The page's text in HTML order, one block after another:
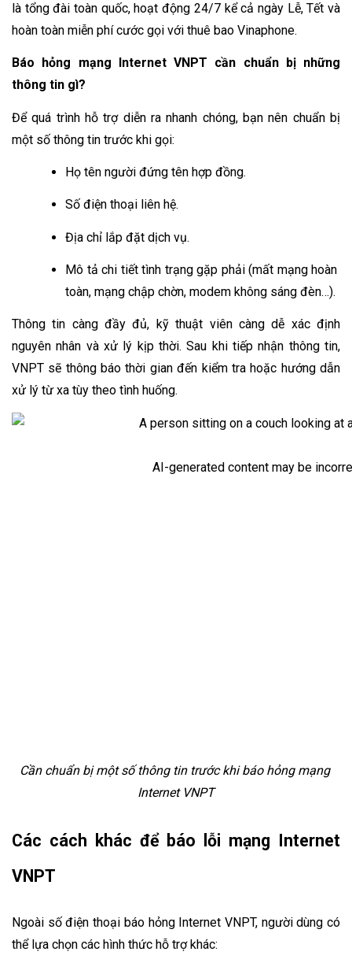
là tổng đài toàn quốc, hoạt động 24/7 kể cả ngày Lễ, Tết và
hoàn toàn miễn phí cước gọi với thuê bao Vinaphone.
Báo hỏng mạng Internet VNPT cần chuẩn bị những
thông tin gì?
Để quá trình hỗ trợ diễn ra nhanh chóng, bạn nên chuẩn bị
một số thông tin trước khi gọi:
Họ tên người đứng tên hợp đồng.
Số điện thoại liên hệ.
Địa chỉ lắp đặt dịch vụ.
Mô tả chi tiết tình trạng gặp phải (mất mạng hoàn
toàn, mạng chập chờn, modem không sáng đèn…).
Thông tin càng đầy đủ, kỹ thuật viên càng dễ xác định
nguyên nhân và xử lý kịp thời. Sau khi tiếp nhận thông tin,
VNPT sẽ thông báo thời gian đến kiểm tra hoặc hướng dẫn
xử lý từ xa tùy theo tình huống.
Cần chuẩn bị một số thông tin trước khi báo hỏng mạng
Internet VNPT
Các cách khác để báo lỗi mạng Internet
VNPT
Ngoài số điện thoại báo hỏng Internet VNPT, người dùng có
thể lựa chọn các hình thức hỗ trợ khác: